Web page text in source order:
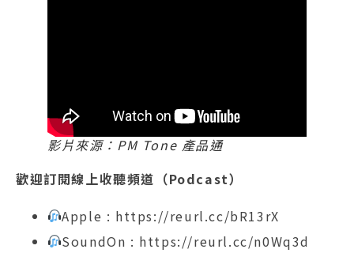
影片來源：PM Tone 產品通
歡迎訂閱線上收聽頻道（Podcast）
Apple : https://reurl.cc/bR13rX
SoundOn : https://reurl.cc/n0Wq3d